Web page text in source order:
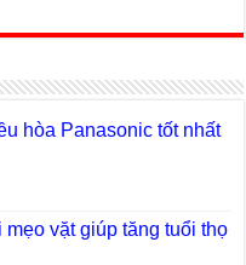
hòa Panasonic tốt nhất
mẹo vặt giúp tăng tuổi thọ